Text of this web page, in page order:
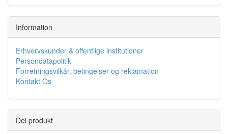
Information
Erhvervskunder & offentlige institutioner
Persondatapolitik
Forretningsvilkår, betingelser og reklamation
Kontakt Os
Del produkt